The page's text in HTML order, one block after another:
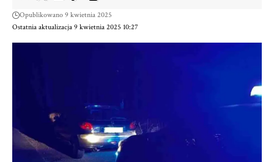
Ostatnia aktualizacja 9 kwietnia 2025 10:27
Opublikowano 9 kwietnia 2025